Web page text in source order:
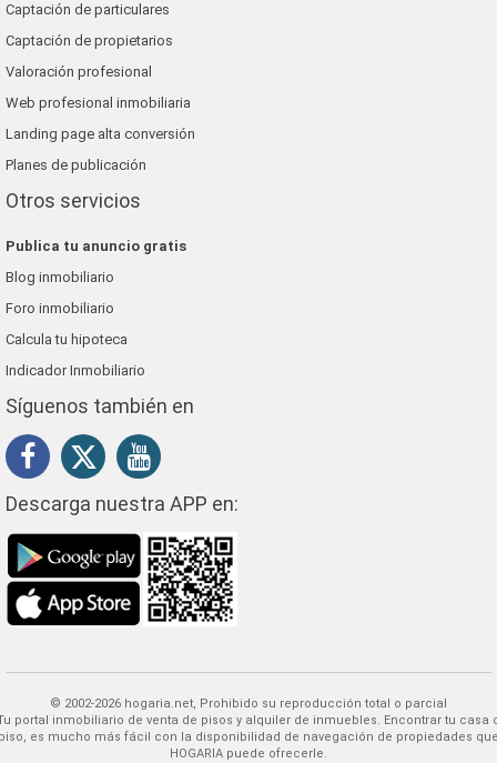
Captación de particulares
Captación de propietarios
Valoración profesional
Web profesional inmobiliaria
Landing page alta conversión
Planes de publicación
Otros servicios
Publica tu anuncio gratis
Blog inmobiliario
Foro inmobiliario
Calcula tu hipoteca
Indicador Inmobiliario
Síguenos también en
Descarga nuestra APP en:
© 2002-2026 hogaria.net, Prohibido su reproducción total o parcial
Encontrar tu casa o
es mucho más fácil con la disponibilidad de navegación de propiedades
HOGARIA puede ofrecerle.